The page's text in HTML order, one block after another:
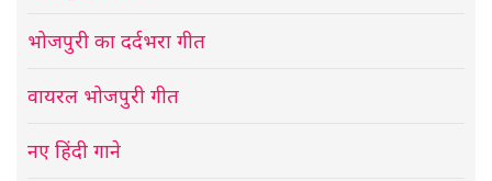
भोजपुरी का दर्दभरा गीत
वायरल भोजपुरी गीत
नए हिंदी गाने